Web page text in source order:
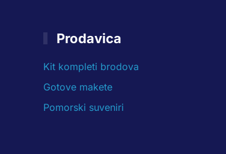
Prodavica
Kit kompleti brodova
Gotove makete
Pomorski suveniri